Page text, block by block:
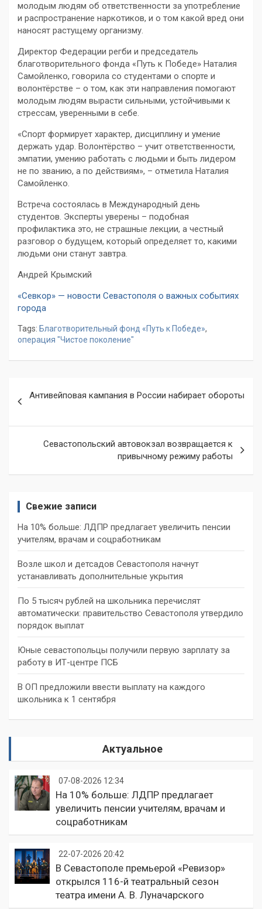
молодым людям об ответственности за употребление
и распространение наркотиков, и о том какой вред они
наносят растущему организму.
Директор Федерации регби и председатель
благотворительного фонда «Путь к Победе» Наталия
Самойленко, говорила со студентами о спорте и
волонтёрстве – о том, как эти направления помогают
молодым людям вырасти сильными, устойчивыми к
стрессам, уверенными в себе.
«Спорт формирует характер, дисциплину и умение
держать удар. Волонтёрство – учит ответственности,
эмпатии, умению работать с людьми и быть лидером
не по званию, а по действиям», – отметила Наталия
Самойленко.
Встреча состоялась в Международный день
студентов. Эксперты уверены – подобная
профилактика это, не страшные лекции, а честный
разговор о будущем, который определяет то, какими
людьми они станут завтра.
Андрей Крымский
«Севкор» — новости Севастополя о важных событиях
города
Tags: Благотворительный фонд «Путь к Победе»,
операция "Чистое поколение"
по
записям
Антивейповая кампания в России набирает обороты
Севастопольский автовокзал возвращается к
привычному режиму работы
Свежие записи
На 10% больше: ЛДПР предлагает увеличить пенсии
учителям, врачам и соцработникам
Возле школ и детсадов Севастополя начнут
устанавливать дополнительные укрытия
По 5 тысяч рублей на школьника перечислят
автоматически: правительство Севастополя утвердило
порядок выплат
Юные севастопольцы получили первую зарплату за
работу в ИТ-центре ПСБ
В ОП предложили ввести выплату на каждого
школьника к 1 сентября
Актуальное
07-08-2026 12:34
На 10% больше: ЛДПР предлагает
увеличить пенсии учителям, врачам и
соцработникам
22-07-2026 20:42
В Севастополе премьерой «Ревизор»
открылся 116-й театральный сезон
театра имени А. В. Луначарского